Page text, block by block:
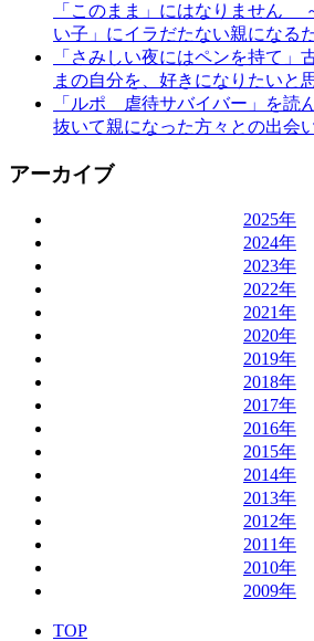
「このまま」にはなりません
い子」にイラだたない親になる
「さみしい夜にはペンを持て
まの自分を、好きになりたいと
「ルポ 虐待サバイバー」を読
抜いて親になった方々との出会
アーカイブ
2025年
2024年
2023年
2022年
2021年
2020年
2019年
2018年
2017年
2016年
2015年
2014年
2013年
2012年
2011年
2010年
2009年
TOP